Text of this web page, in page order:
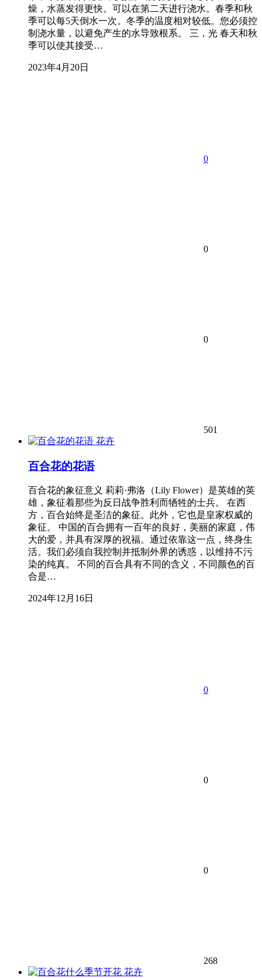
燥，水蒸发得更快。可以在第二天进行浇水。春季和秋
季可以每5天倒水一次。冬季的温度相对较低。您必须控
制浇水量，以避免产生的水导致根系。 三，光 春天和秋
季可以使其接受…
2023年4月20日
0
0
0
501
花卉
百合花的花语
百合花的象征意义 莉莉·弗洛（Lily Flower）是英雄的英
雄，象征着那些为反日战争胜利而牺牲的士兵。 在西
方，百合始终是圣洁的象征。此外，它也是皇家权威的
象征。 中国的百合拥有一百年的良好，美丽的家庭，伟
大的爱，并具有深厚的祝福。通过依靠这一点，终身生
活。我们必须自我控制并抵制外界的诱惑，以维持不污
染的纯真。 不同的百合具有不同的含义，不同颜色的百
合是…
2024年12月16日
0
0
0
268
花卉